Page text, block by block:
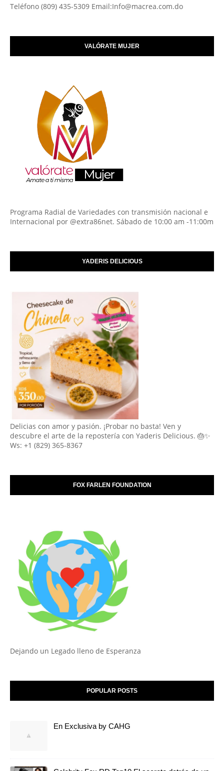
Teléfono (809) 435-5309 Email:Info@macrea.com.do
VALÓRATE MUJER
Programa Radial de Variedades con transmisión nacional e
Internacional por @extra86net. Sábado de 10:00 am -11:00m
YADERIS DELICIOUS
Delicias con amor y pasión. ¡Probar no basta! Ven y
descubre el arte de la repostería con Yaderis Delicious. 🎂✨
Ws: +1 (829) 365-8367
FOX FARLEN FOUNDATION
Dejando un Legado lleno de Esperanza
POPULAR POSTS
En Exclusiva by CAHG